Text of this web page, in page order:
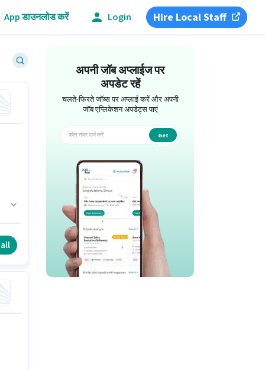
App डाउनलोड करें Login Hire Local Staff
अपनी जॉब अप्लाईज पर
अपडेट रहें
चलते-फिरते जॉब्स पर अप्लाई करें और अपनी
जॉब एप्लिकेशन अपडेट्स पाएं
Get
app